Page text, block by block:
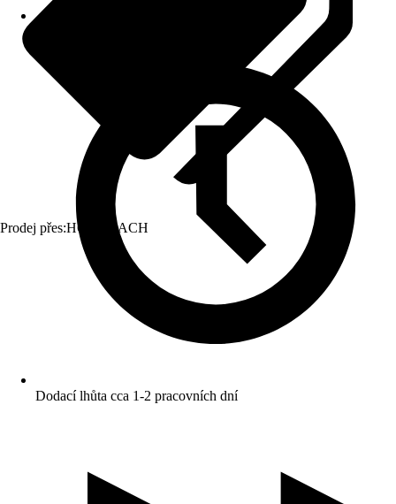
Prodej přes:HORNBACH
Dodací lhůta cca 1-2 pracovních dní